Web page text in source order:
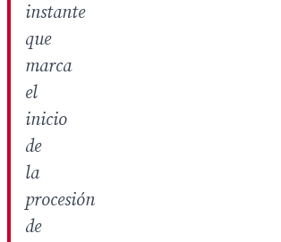
instante
que
marca
el
inicio
de
la
procesión
de